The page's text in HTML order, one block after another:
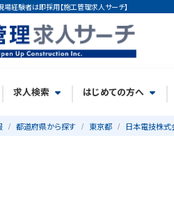
経験者は即採用【施工管理求人サーチ】
求人検索 はじめての方へ
都道府県から探す 東京都 日本電技株式